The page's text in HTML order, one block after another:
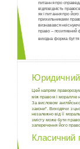
питання про
відповідність
як і питання про
прихильниками
визнавався
право – позитивний
вихідна форма
Юридичний
Цей напрям
між правом і мораллю
За висловом
закони". Виходячи з
незалежно від її
змісту може бути
заперечення його
Класичний